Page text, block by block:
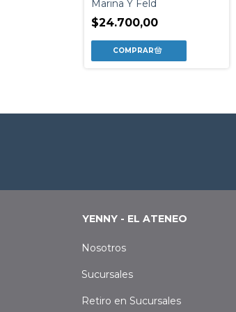
Marina Y Feld
$24.700,00
YENNY - EL ATENEO
Nosotros
Sucursales
Retiro en Sucursales